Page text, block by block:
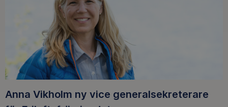
Anna Vikholm ny vice generalsekreterare